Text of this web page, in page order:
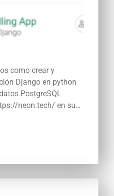
como crear y
Django en python
PostgreSQL
neon.tech/ en su…